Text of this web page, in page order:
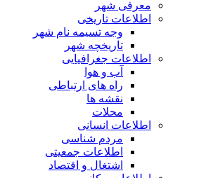
معرفی شهر
اطلاعات تاریخی
وجه تسیمه نام شهر
تاریخچه شهر
اطلاعات جغرافیایی
آب و هوا
راه های ارتباطی
نقشه ها
محلات
اطلاعات انسانی
مردم شناسی
اطلاعات جمعیتی
اشتغال و اقتصاد